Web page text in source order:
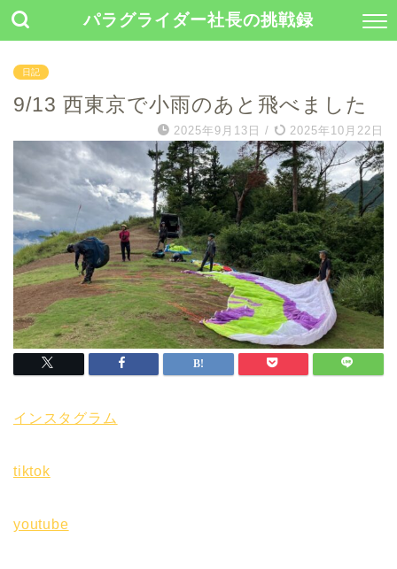
パラグライダー社長の挑戦録
日記
9/13 西東京で小雨のあと飛べました
2025年9月13日 / 2025年10月22日
インスタグラム
tiktok
youtube